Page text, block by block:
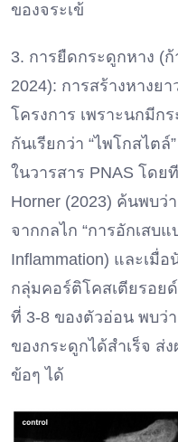
ของจระเข้
3. การยืดกระดูกหาง (
2024): การสร้างหางย
โครงการ เพราะนกมีก
กันเรียกว่า “ไพโกสไต
ในวารสาร PNAS โดย
Horner (2023) ค้นพบว่
จากกลไก “การอักเสบ
Inflammation) และเมื่
กลุ่มคอร์ติโคสเตียรอย
ที่ 3-8 ของตัวอ่อน พบว่
ของกระดูกได้สำเร็จ ส่
ข้อๆ ได้